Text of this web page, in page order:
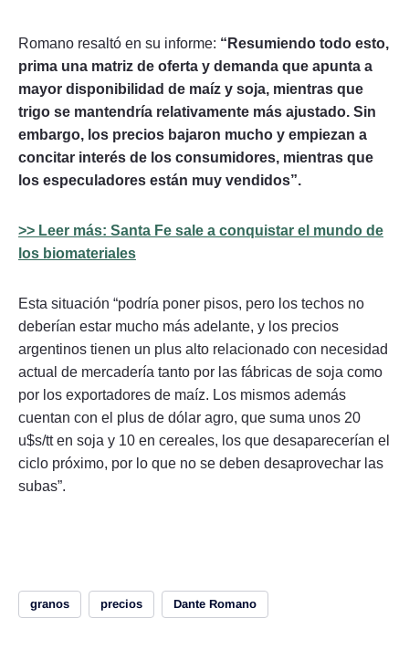
Romano resaltó en su informe: “Resumiendo todo esto,
prima una matriz de oferta y demanda que apunta a
mayor disponibilidad de maíz y soja, mientras que
trigo se mantendría relativamente más ajustado. Sin
embargo, los precios bajaron mucho y empiezan a
concitar interés de los consumidores, mientras que
los especuladores están muy vendidos”.
>> Leer más: Santa Fe sale a conquistar el mundo de
los biomateriales
Esta situación “podría poner pisos, pero los techos no
deberían estar mucho más adelante, y los precios
argentinos tienen un plus alto relacionado con necesidad
actual de mercadería tanto por las fábricas de soja como
por los exportadores de maíz. Los mismos además
cuentan con el plus de dólar agro, que suma unos 20
u$s/tt en soja y 10 en cereales, los que desaparecerían el
ciclo próximo, por lo que no se deben desaprovechar las
subas”.
granos precios Dante Romano